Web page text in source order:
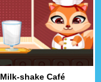
Milk-shake Café